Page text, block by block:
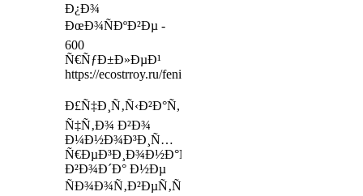
Ð¿Ð¾
ÐœÐ¾ÑÐºÐ²Ðµ -
600
Ñ€ÑƒÐ±Ð»ÐµÐ¹
https://ecostrroy.ru/feniks
Ð£Ñ‡Ð¸Ñ‚Ñ‹Ð²Ð°Ñ,
Ñ‡Ñ‚Ð¾ Ð²Ð¾
Ð¼Ð½Ð¾Ð³Ð¸Ñ…
Ñ€ÐµÐ³Ð¸Ð¾Ð½Ð°Ñ…
Ð²Ð¾Ð´Ð° Ð½Ðµ
ÑÐ¾Ð¾Ñ‚Ð²ÐµÑ‚ÑÑ‚Ð²ÑƒÐµÑ‚